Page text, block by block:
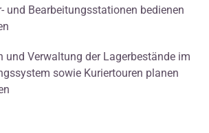
und Bearbeitungsstationen bedienen
und Verwaltung der Lagerbestände im
sowie Kuriertouren planen